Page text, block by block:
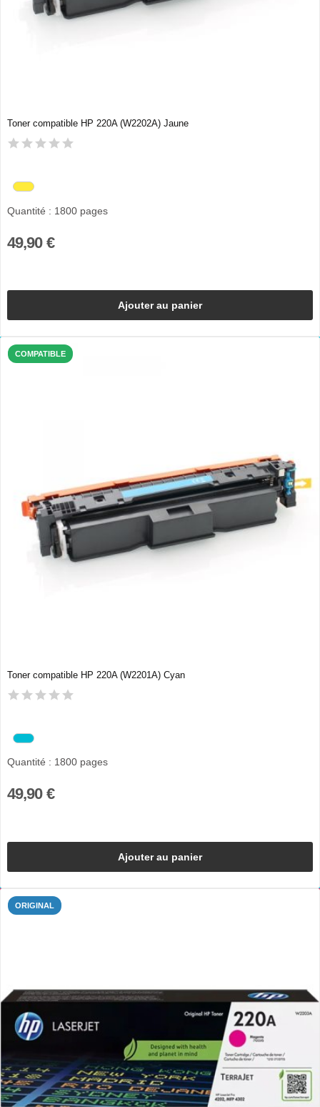
Toner compatible HP 220A (W2202A) Jaune
Quantité : 1800 pages
49,90 €
Ajouter au panier
COMPATIBLE
Toner compatible HP 220A (W2201A) Cyan
Quantité : 1800 pages
49,90 €
Ajouter au panier
ORIGINAL